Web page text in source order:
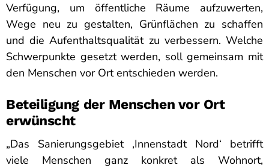
Verfügung, um öffentliche Räume aufzuwerten,
Wege neu zu gestalten, Grünflächen zu schaffen
und die Aufenthaltsqualität zu verbessern. Welche
Schwerpunkte gesetzt werden, soll gemeinsam mit
den Menschen vor Ort entschieden werden.
Beteiligung der Menschen vor Ort
erwünscht
„Das Sanierungsgebiet ‚Innenstadt Nord‘ betrifft
viele Menschen ganz konkret als Wohnort,